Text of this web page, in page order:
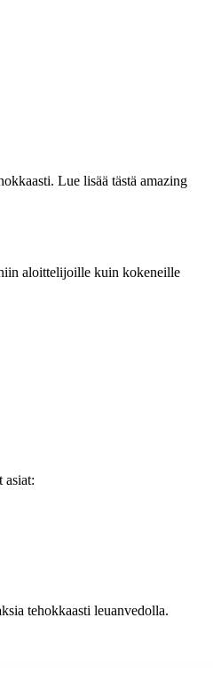
Lue lisää tästä amazing
aloittelijoille kuin kokeneille
asiat:
tehokkaasti leuanvedolla.